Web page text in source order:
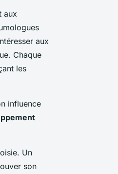
aux
aux
Chaque
les
influence
Un
son